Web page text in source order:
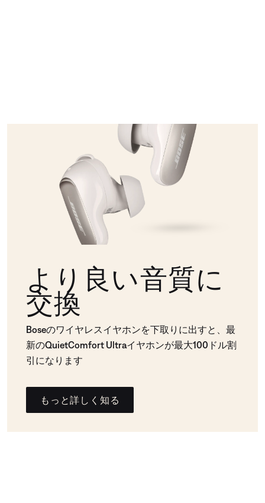
より良い音質に
交換
Boseのワイヤレスイヤホンを下取りに出すと、最
新のQuietComfort Ultraイヤホンが最大100ドル割
引になります
もっと詳しく知る